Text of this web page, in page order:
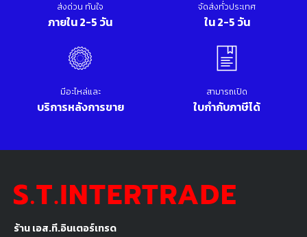
ร้าน เอส.ที.อินเตอร์เทรด
ส่งด่วน ทันใจ
ภายใน 2-5 วัน
จัดส่งทั่วประเทศ
ใน 2-5 วัน
มีอะไหล่และ
บริการหลังการขาย
สามารถเปิด
ใบกำกับภาษีได้